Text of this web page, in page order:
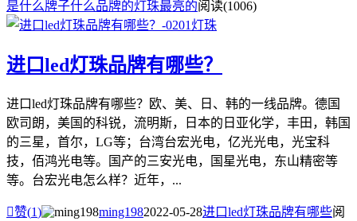
是什么牌子什么品牌的灯珠最亮的阅读(1006)
进口led灯珠品牌有哪些？
进口led灯珠品牌有哪些？欧、美、日、韩的一线品牌。德国
欧司朗，美国的科锐，流明斯，日本的日亚化学，丰田，韩国
的三星，首尔，LG等；台湾台宏光电，亿光光电，光宝科
技，佰鸿光电等。国产的三安光电，国星光电，东山精密等
等。台宏光电怎么样？近年，...
赞(1) ming1982022-05-28进口led灯珠品牌有哪些阅